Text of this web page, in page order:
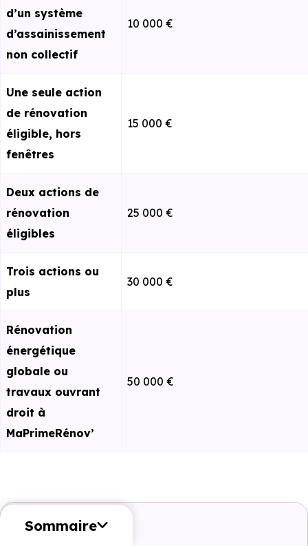
Sommaire
⁠⁠d’un système
d’assainissement
non collectif
10 000 €
Une seule action
de rénovation
éligible, hors
fenêtres
15 000 €
Deux actions de
rénovation
éligibles
25 000 €
Trois actions ou
plus
30 000 €
Rénovation
énergétique
glo⁠⁠bale ou
travaux ouvrant
droit à
MaPrimeRénov’
50 000 €
A retenir :